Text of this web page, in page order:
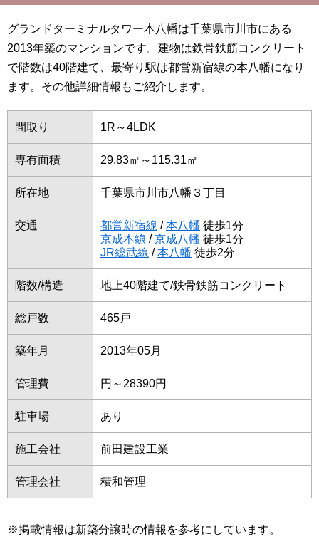
グランドターミナルタワー本八幡は千葉県市川市にある
2013年築のマンションです。建物は鉄骨鉄筋コンクリート
で階数は40階建て、最寄り駅は都営新宿線の本八幡になり
ます。その他詳細情報もご紹介します。
間取り 1R～4LDK
専有面積 29.83㎡～115.31㎡
所在地 千葉県市川市八幡３丁目
交通 都営新宿線 /本八幡 徒歩1分
京成本線 /京成八幡 徒歩1分
JR総武線 /本八幡 徒歩2分
階数/構造 地上40階建て/鉄骨鉄筋コンクリート
総戸数 465戸
築年月 2013年05月
管理費 円～28390円
駐車場 あり
施工会社 前田建設工業
管理会社 積和管理
※掲載情報は新築分譲時の情報を参考にしています。